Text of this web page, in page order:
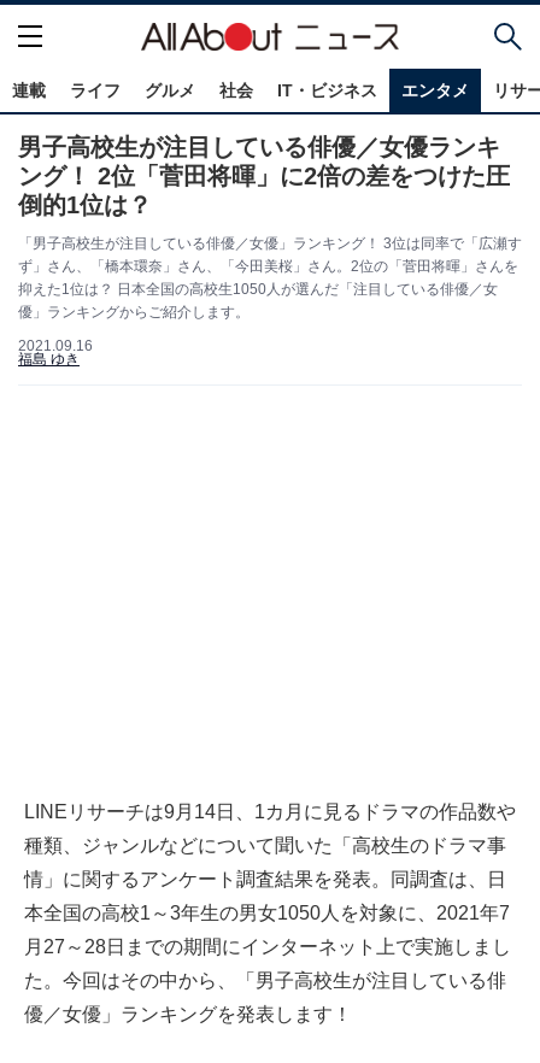
連載 ライフ グルメ 社会 IT・ビジネス エンタメ リサ
男子高校生が注目している俳優／女優ランキ
ング！ 2位「菅田将暉」に2倍の差をつけた圧
倒的1位は？
「男子高校生が注目している俳優／女優」ランキング！ 3位は同率で「広瀬す
ず」さん、「橋本環奈」さん、「今田美桜」さん。2位の「菅田将暉」さんを
抑えた1位は？ 日本全国の高校生1050人が選んだ「注目している俳優／女
優」ランキングからご紹介します。
2021.09.16
福島 ゆき
LINEリサーチは9月14日、1カ月に見るドラマの作品数や
種類、ジャンルなどについて聞いた「高校生のドラマ事
情」に関するアンケート調査結果を発表。同調査は、日
本全国の高校1～3年生の男女1050人を対象に、2021年7
月27～28日までの期間にインターネット上で実施しまし
た。今回はその中から、「男子高校生が注目している俳
優／女優」ランキングを発表します！